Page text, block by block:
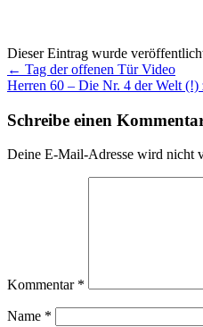
Dieser Eintrag wurde
Beitragsnavigation
← Tag der offenen Tür Video
Herren 60 – Die Nr. 4 der Welt (!)
Schreibe einen
Deine E-Mail-Adresse wird nicht
Kommentar *
Name *